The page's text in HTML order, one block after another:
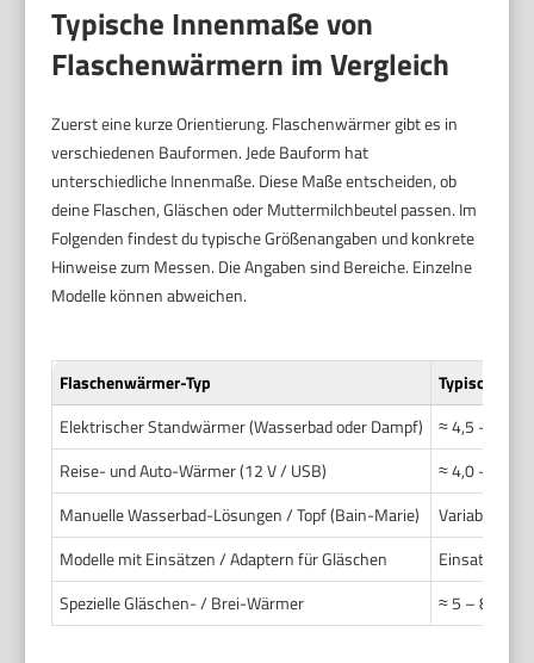
Typische Innenmaße von
Flaschenwärmern im Vergleich
Zuerst eine kurze Orientierung. Flaschenwärmer gibt es in
verschiedenen Bauformen. Jede Bauform hat
unterschiedliche Innenmaße. Diese Maße entscheiden, ob
deine Flaschen, Gläschen oder Muttermilchbeutel passen. Im
Folgenden findest du typische Größenangaben und konkrete
Hinweise zum Messen. Die Angaben sind Bereiche. Einzelne
Modelle können abweichen.
Flaschenwärmer-Typ
Typischer
Elektrischer Standwärmer (Wasserbad oder Dampf)
≈ 4,5 – 8,0
Reise- und Auto-Wärmer (12 V / USB)
≈ 4,0 – 7,0
Manuelle Wasserbad-Lösungen / Topf (Bain-Marie)
Variabel,
Modelle mit Einsätzen / Adaptern für Gläschen
Spezielle Gläschen- / Brei-Wärmer
≈ 5 – 8,5